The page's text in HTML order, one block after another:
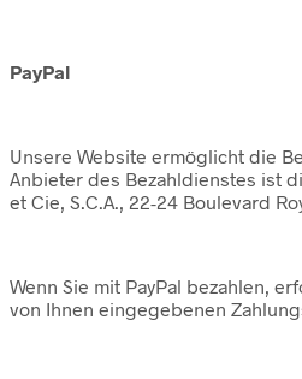
PayPal
Unsere Website ermöglicht die
Anbieter des Bezahldienstes ist
et Cie, S.C.A., 22-24 Boulevard
Wenn Sie mit PayPal bezahlen,
von Ihnen eingegebenen